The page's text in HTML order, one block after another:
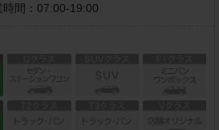
間： 07:00-19:00